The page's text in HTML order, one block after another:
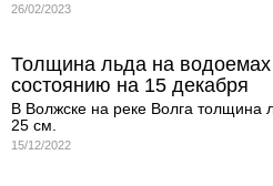
26/02/2023
Толщина льда на
состоянию на 15 декабря
В Волжске на реке Волга толщина
25 см.
15/12/2022